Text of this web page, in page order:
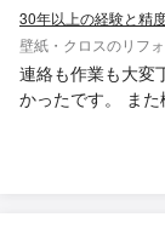
30年以上の経験と精
壁紙・クロスのリフ
連絡も作業も大変
かったです。 また